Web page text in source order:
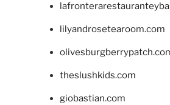
lilyandrosetearoom.com
theslushkids.com
giobastian.com